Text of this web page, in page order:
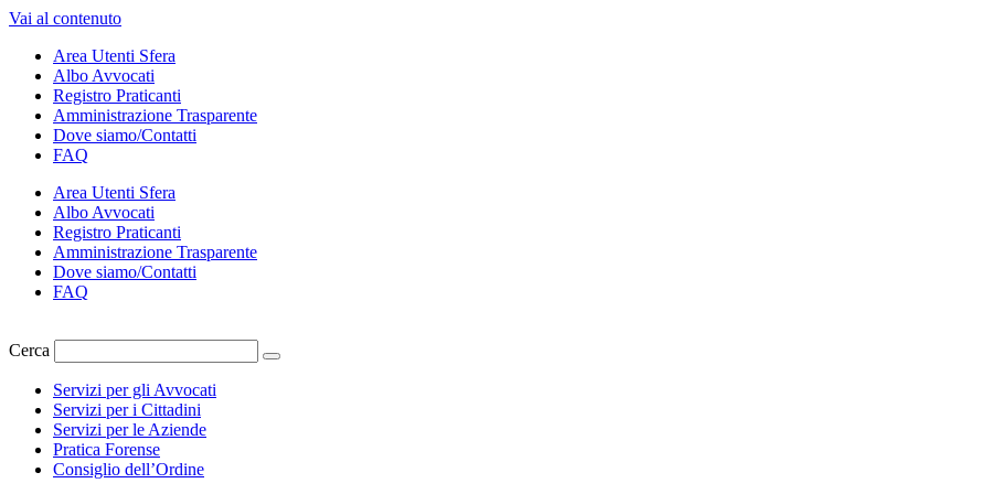
Vai al contenuto
Area Utenti Sfera
Albo Avvocati
Registro Praticanti
Amministrazione Trasparente
Dove siamo/Contatti
FAQ
Area Utenti Sfera
Albo Avvocati
Registro Praticanti
Amministrazione Trasparente
Dove siamo/Contatti
FAQ
Cerca
Servizi per gli Avvocati
Servizi per i Cittadini
Servizi per le Aziende
Pratica Forense
Consiglio dell’Ordine